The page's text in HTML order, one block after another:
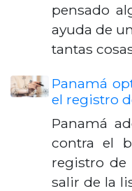
pensado
ayuda de
tantas
Panamá
el registro
Panamá
contra el
registro de
salir de la